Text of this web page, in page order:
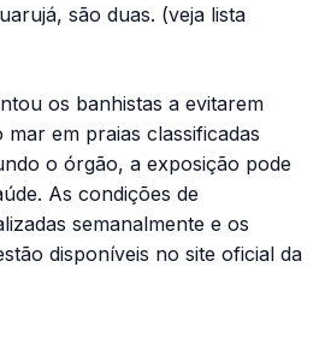
são duas. (veja lista
os banhistas a evitarem
em praias classificadas
o órgão, a exposição pode
As condições de
semanalmente e os
disponíveis no site oficial da